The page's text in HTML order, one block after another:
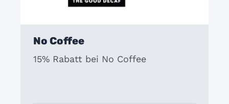
No Coffee
15% Rabatt bei No Coffee